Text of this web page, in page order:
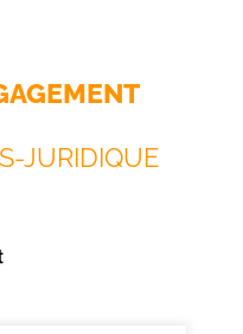
JURIDIQUE